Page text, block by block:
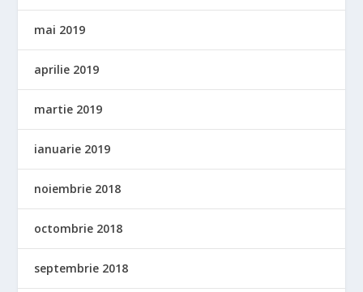
mai 2019
aprilie 2019
martie 2019
ianuarie 2019
noiembrie 2018
octombrie 2018
septembrie 2018